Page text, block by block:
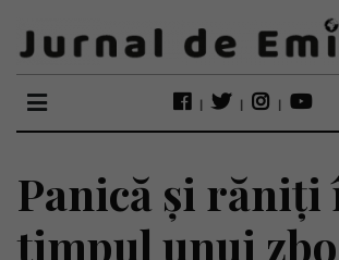
Panică și răniți
timpul unui